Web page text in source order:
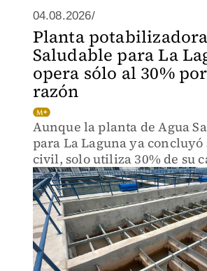
04.08.2026/
Planta
Saludable para La
opera sólo al 30%
razón
Aunque la planta de Agua
para La Laguna ya concluyó
civil, solo utiliza 30% de su